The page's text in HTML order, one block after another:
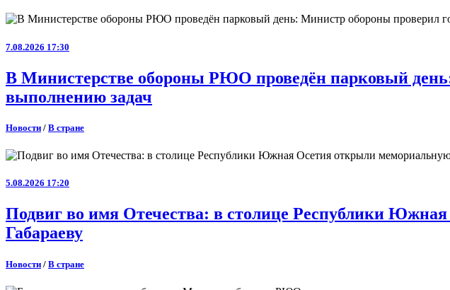
7.08.2026 17:30
В Министерстве обороны РЮО проведён парковый
выполнению задач
Новости / В стране
5.08.2026 17:20
Подвиг во имя Отечества: в столице Республики
Габараеву
Новости / В стране